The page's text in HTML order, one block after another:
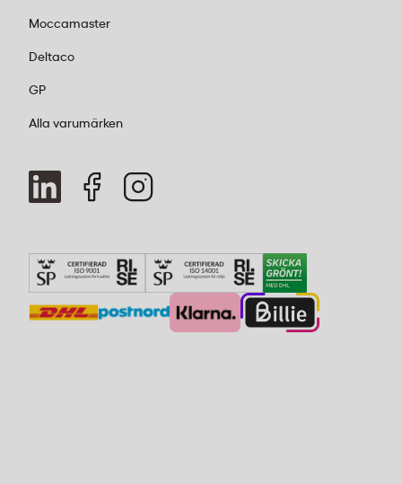
Moccamaster
Deltaco
GP
Alla varumärken